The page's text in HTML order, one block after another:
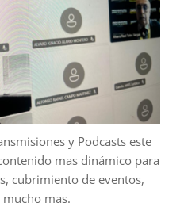
y Podcasts este
mas dinámico para
cubrimiento de eventos,
mucho mas.